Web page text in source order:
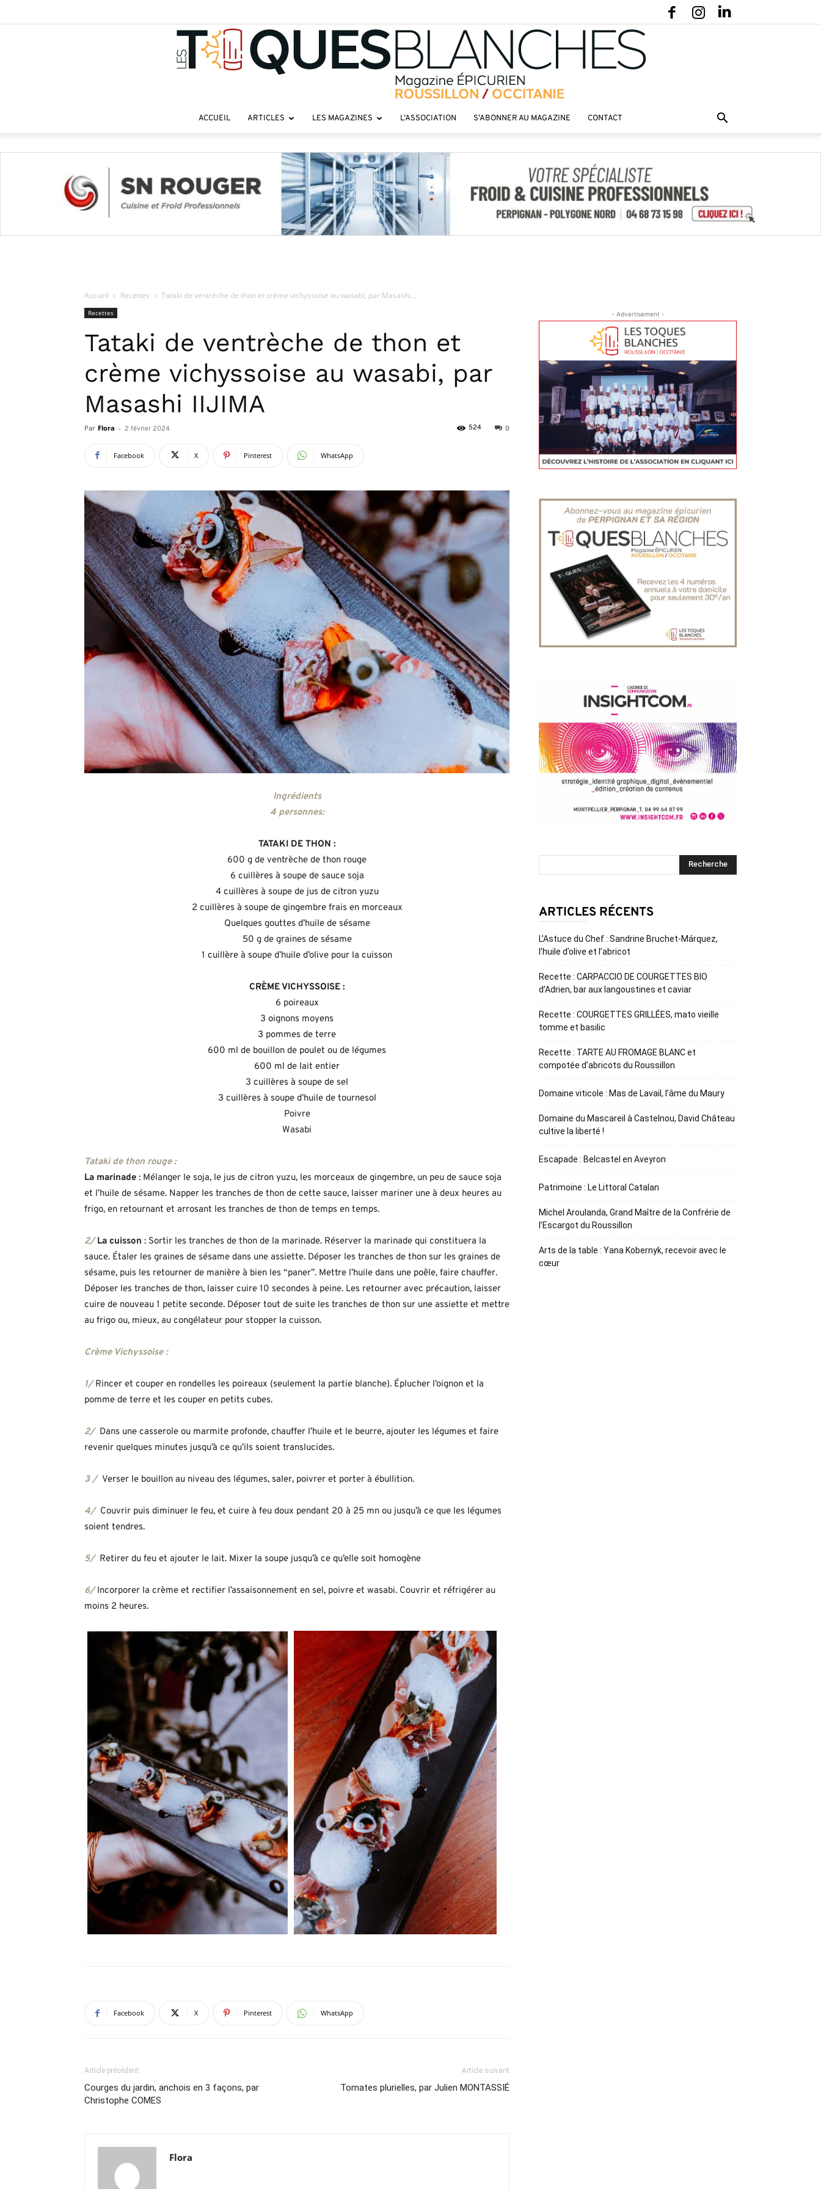
roussillon
magazine
ACCUEIL ARTICLES LES MAGAZINES L’ASSOCIATION S’ABONNER AU MAGAZINE CONTACT
Accueil Recettes Tataki de ventrèche de thon et crème vichyssoise au wasabi, par Masashi...
Recettes
Tataki de ventrèche de thon et
crème vichyssoise au wasabi, par
Masashi IIJIMA
Par Flora - 2 février 2024 0
524
Facebook X Pinterest WhatsApp
Ingrédients
4 personnes:
TATAKI DE THON :
600 g de ventrèche de thon rouge
6 cuillères à soupe de sauce soja
4 cuillères à soupe de jus de citron yuzu
2 cuillères à soupe de gingembre frais en morceaux
Quelques gouttes d’huile de sésame
50 g de graines de sésame
1 cuillère à soupe d’huile d’olive pour la cuisson
CRÈME VICHYSSOISE :
6 poireaux
3 oignons moyens
3 pommes de terre
600 ml de bouillon de poulet ou de légumes
600 ml de lait entier
3 cuillères à soupe de sel
3 cuillères à soupe d’huile de tournesol
Poivre
Wasabi
Tataki de thon rouge :
La marinade : Mélanger le soja, le jus de citron yuzu, les morceaux de gingembre, un peu de sauce soja
et l’huile de sésame. Napper les tranches de thon de cette sauce, laisser mariner une à deux heures au
frigo, en retournant et arrosant les tranches de thon de temps en temps.
2/La cuisson : Sortir les tranches de thon de la marinade. Réserver la marinade qui constituera la
sauce. Étaler les graines de sésame dans une assiette. Déposer les tranches de thon sur les graines de
sésame, puis les retourner de manière à bien les “paner”. Mettre l’huile dans une poêle, faire chauffer.
Déposer les tranches de thon, laisser cuire 10 secondes à peine. Les retourner avec précaution, laisser
cuire de nouveau 1 petite seconde. Déposer tout de suite les tranches de thon sur une assiette et mettre
au frigo ou, mieux, au congélateur pour stopper la cuisson.
Crème Vichyssoise :
1/Rincer et couper en rondelles les poireaux (seulement la partie blanche). Éplucher l’oignon et la
pomme de terre et les couper en petits cubes.
2/ Dans une casserole ou marmite profonde, chauffer l’huile et le beurre, ajouter les légumes et faire
revenir quelques minutes jusqu’à ce qu’ils soient translucides.
3 / Verser le bouillon au niveau des légumes, saler, poivrer et porter à ébullition.
4/ Couvrir puis diminuer le feu, et cuire à feu doux pendant 20 à 25 mn ou jusqu’à ce que les légumes
soient tendres.
5/ Retirer du feu et ajouter le lait. Mixer la soupe jusqu’à ce qu’elle soit homogène
6/Incorporer la crème et rectifier l’assaisonnement en sel, poivre et wasabi. Couvrir et réfrigérer au
moins 2 heures.
Facebook X Pinterest WhatsApp
Article précédent
Courges du jardin, anchois en 3 façons, par
Christophe COMES
Article suivant
Tomates plurielles, par Julien MONTASSIÉ
Flora
- Advertisement -
ARTICLES RÉCENTS
L’Astuce du Chef : Sandrine Bruchet-Márquez,
l’huile d’olive et l’abricot
Recette : CARPACCIO DE COURGETTES BIO
d’Adrien, bar aux langoustines et caviar
Recette : COURGETTES GRILLÉES, mato vieille
tomme et basilic
Recette : TARTE AU FROMAGE BLANC et
compotée d’abricots du Roussillon
Domaine viticole : Mas de Lavail, l’âme du Maury
Domaine du Mascareil à Castelnou, David Château
cultive la liberté !
Escapade : Belcastel en Aveyron
Patrimoine : Le Littoral Catalan
Michel Aroulanda, Grand Maître de la Confrérie de
l’Escargot du Roussillon
Arts de la table : Yana Kobernyk, recevoir avec le
cœur